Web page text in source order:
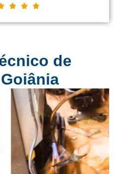
d
o
o
d
e
5
  C
s
f
i
a
d
de